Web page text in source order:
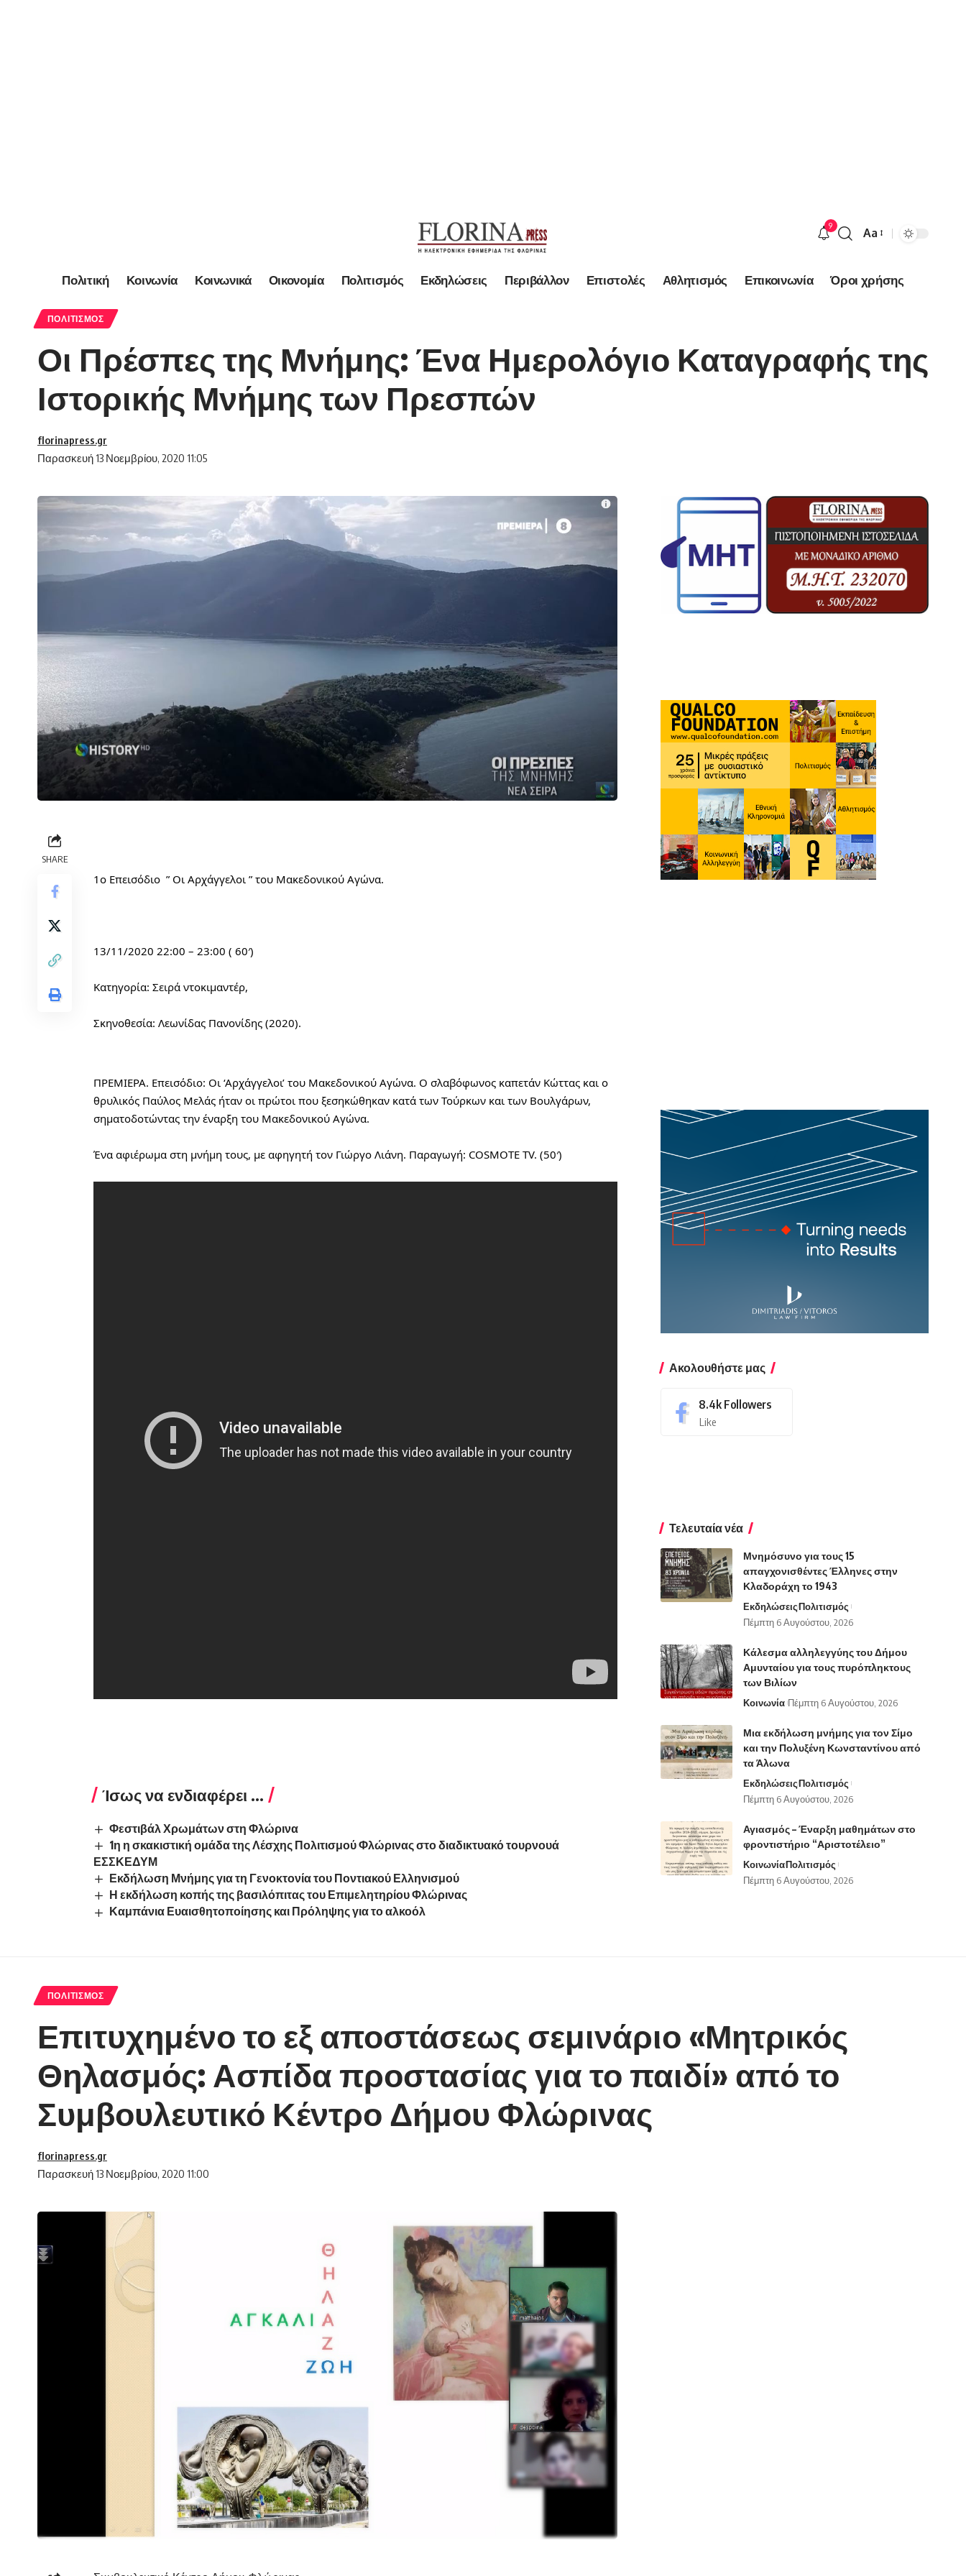
9
Font
Aa
Πολιτική Κοινωνία Κοινωνικά Οικονομία Πολιτισμός Εκδηλώσεις Περιβάλλον Επιστολές Αθλητισμός Επικοινωνία Όροι χρήσης
ΠΟΛΙΤΙΣΜΌΣ
Οι Πρέσπες της Μνήμης: Ένα Ημερολόγιο Καταγραφής της
Ιστορικής Μνήμης των Πρεσπών
Παρασκευή 13 Νοεμβρίου, 2020 11:05
florinapress.gr
SHARE
1ο Επεισόδιο  ” Οι Αρχάγγελοι ” του Μακεδονικού Αγώνα.
13/11/2020 22:00 – 23:00 ( 60′)
Κατηγορία: Σειρά ντοκιμαντέρ,
Σκηνοθεσία: Λεωνίδας Πανονίδης (2020).
ΠΡΕΜΙΕΡΑ. Επεισόδιο: Οι ‘Αρχάγγελοι’ του Μακεδονικού Αγώνα. Ο σλαβόφωνος καπετάν Κώττας και ο
θρυλικός Παύλος Μελάς ήταν οι πρώτοι που ξεσηκώθηκαν κατά των Τούρκων και των Βουλγάρων,
σηματοδοτώντας την έναρξη του Μακεδονικού Αγώνα.
Ένα αφιέρωμα στη μνήμη τους, με αφηγητή τον Γιώργο Λιάνη. Παραγωγή: COSMOTE TV. (50′)
Ίσως να ενδιαφέρει ...
Φεστιβάλ Χρωμάτων στη Φλώρινα
1η η σκακιστική ομάδα της Λέσχης Πολιτισμού Φλώρινας στο διαδικτυακό τουρνουά
ΕΣΣΚΕΔΥΜ
Εκδήλωση Μνήμης για τη Γενοκτονία του Ποντιακού Ελληνισμού
Η εκδήλωση κοπής της βασιλόπιτας του Επιμελητηρίου Φλώρινας
Καμπάνια Ευαισθητοποίησης και Πρόληψης για το αλκοόλ
Ακολουθήστε μας
8.4k Followers
Like
Τελευταία νέα
Μνημόσυνο για τους 15
απαγχονισθέντες Έλληνες στην
Κλαδοράχη το 1943
ΕκδηλώσειςΠολιτισμός
Πέμπτη 6 Αυγούστου, 2026
Κάλεσμα αλληλεγγύης του Δήμου
Αμυνταίου για τους πυρόπληκτους
των Βιλίων
Κοινωνία Πέμπτη 6 Αυγούστου, 2026
Μια εκδήλωση μνήμης για τον Σίμο
και την Πολυξένη Κωνσταντίνου από
τα Άλωνα
ΕκδηλώσειςΠολιτισμός
Πέμπτη 6 Αυγούστου, 2026
Αγιασμός – Έναρξη μαθημάτων στο
φροντιστήριο “Αριστοτέλειο”
ΚοινωνίαΠολιτισμός
Πέμπτη 6 Αυγούστου, 2026
ΠΟΛΙΤΙΣΜΌΣ
Επιτυχημένο το εξ αποστάσεως σεμινάριο «Μητρικός
Θηλασμός: Ασπίδα προστασίας για το παιδί» από το
Συμβουλευτικό Κέντρο Δήμου Φλώρινας
Παρασκευή 13 Νοεμβρίου, 2020 11:00
florinapress.gr